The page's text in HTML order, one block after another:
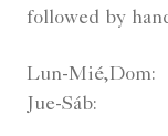
followed by
Lun-Mié,Dom:
Jue-Sáb: